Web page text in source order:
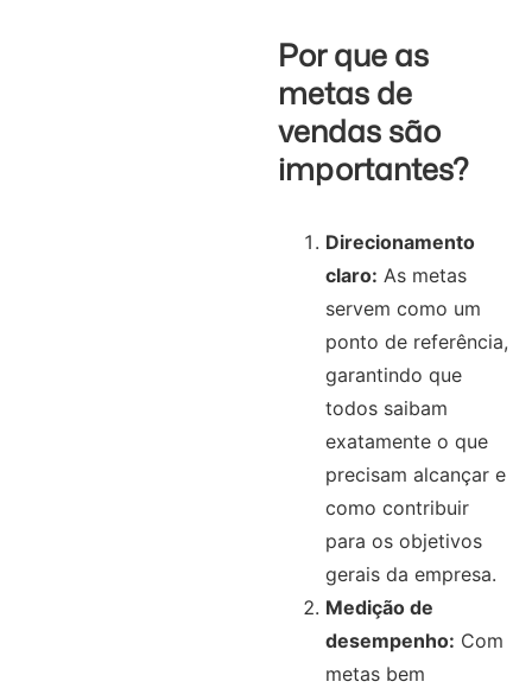
Por que as
metas de
vendas são
importantes?
Direcionamento
claro: As metas
servem como um
ponto de referência,
garantindo que
todos saibam
exatamente o que
precisam alcançar e
como contribuir
para os objetivos
gerais da empresa.
Medição de
desempenho: Com
metas bem